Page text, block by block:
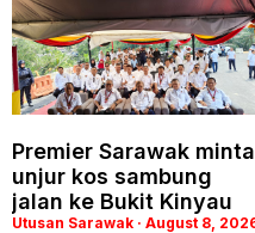
Premier Sarawak minta
unjur kos sambung
jalan ke Bukit Kinyau
Utusan Sarawak August 8,